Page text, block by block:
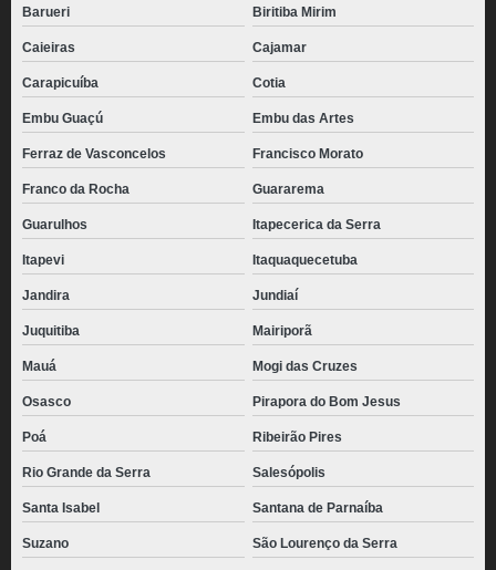
Barueri Biritiba Mirim
Caieiras Cajamar
Carapicuíba Cotia
Embu Guaçú Embu das Artes
Ferraz de Vasconcelos Francisco Morato
Franco da Rocha Guararema
Guarulhos Itapecerica da Serra
Itapevi Itaquaquecetuba
Jandira Jundiaí
Juquitiba Mairiporã
Mauá Mogi das Cruzes
Osasco Pirapora do Bom Jesus
Poá Ribeirão Pires
Rio Grande da Serra Salesópolis
Santa Isabel Santana de Parnaíba
Suzano São Lourenço da Serra